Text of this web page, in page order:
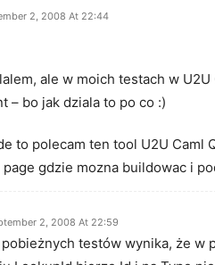
2, 2008 At 22:44
ale w moich testach w
– bo jak dziala to po co :)
to polecam ten tool U2U Caml
gdzie mozna buildowac i
2, 2008 At 22:59
testów wynika, że w